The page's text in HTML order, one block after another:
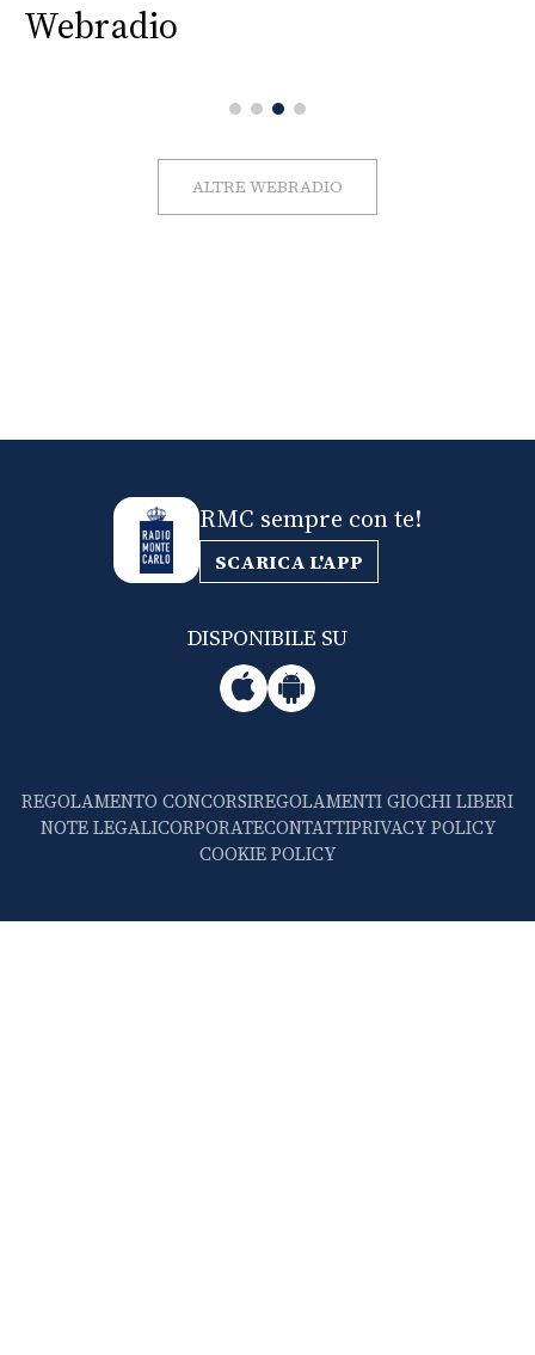
Webradio
ALTRE WEBRADIO
RMC sempre con te!
SCARICA L'APP
DISPONIBILE SU
REGOLAMENTO CONCORSIREGOLAMENTI GIOCHI LIBERI
NOTE LEGALICORPORATECONTATTIPRIVACY POLICY
COOKIE POLICY